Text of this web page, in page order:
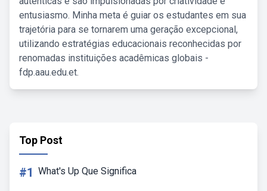
entusiasmo. Minha meta é guiar os estudantes em sua
trajetória para se tornarem uma geração excepcional,
utilizando estratégias educacionais reconhecidas por
renomadas instituições acadêmicas globais -
fdp.aau.edu.et.
Top Post
#1 What's Up Que Significa